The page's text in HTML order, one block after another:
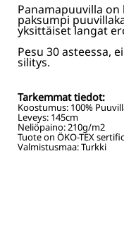
Panamapuuvilla on
paksumpi
yksittäiset langat
Pesu 30 asteessa,
silitys.
Tarkemmat tiedot:
Koostumus: 100%
Leveys: 145cm
Neliöpaino:210g/m2
Tuote on ÖKO-TEX
Valmistusmaa: Turkki